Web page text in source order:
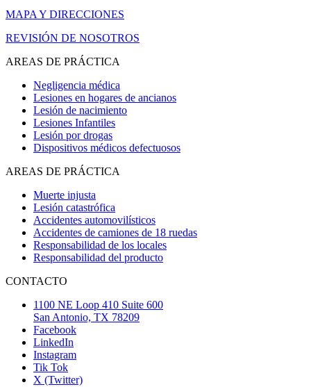
MAPA Y DIRECCIONES
REVISIÓN DE NOSOTROS
AREAS DE PRÁCTICA
Negligencia médica
Lesiones en hogares de ancianos
Lesión de nacimiento
Lesiones Infantiles
Lesión por drogas
Dispositivos médicos defectuosos
AREAS DE PRÁCTICA
Muerte injusta
Lesión catastrófica
Accidentes automovilísticos
Accidentes de camiones de 18 ruedas
Responsabilidad de los locales
Responsabilidad del producto
CONTACTO
1100 NE Loop 410 Suite 600
San Antonio, TX 78209
Facebook
LinkedIn
Instagram
Tik Tok
X (Twitter)